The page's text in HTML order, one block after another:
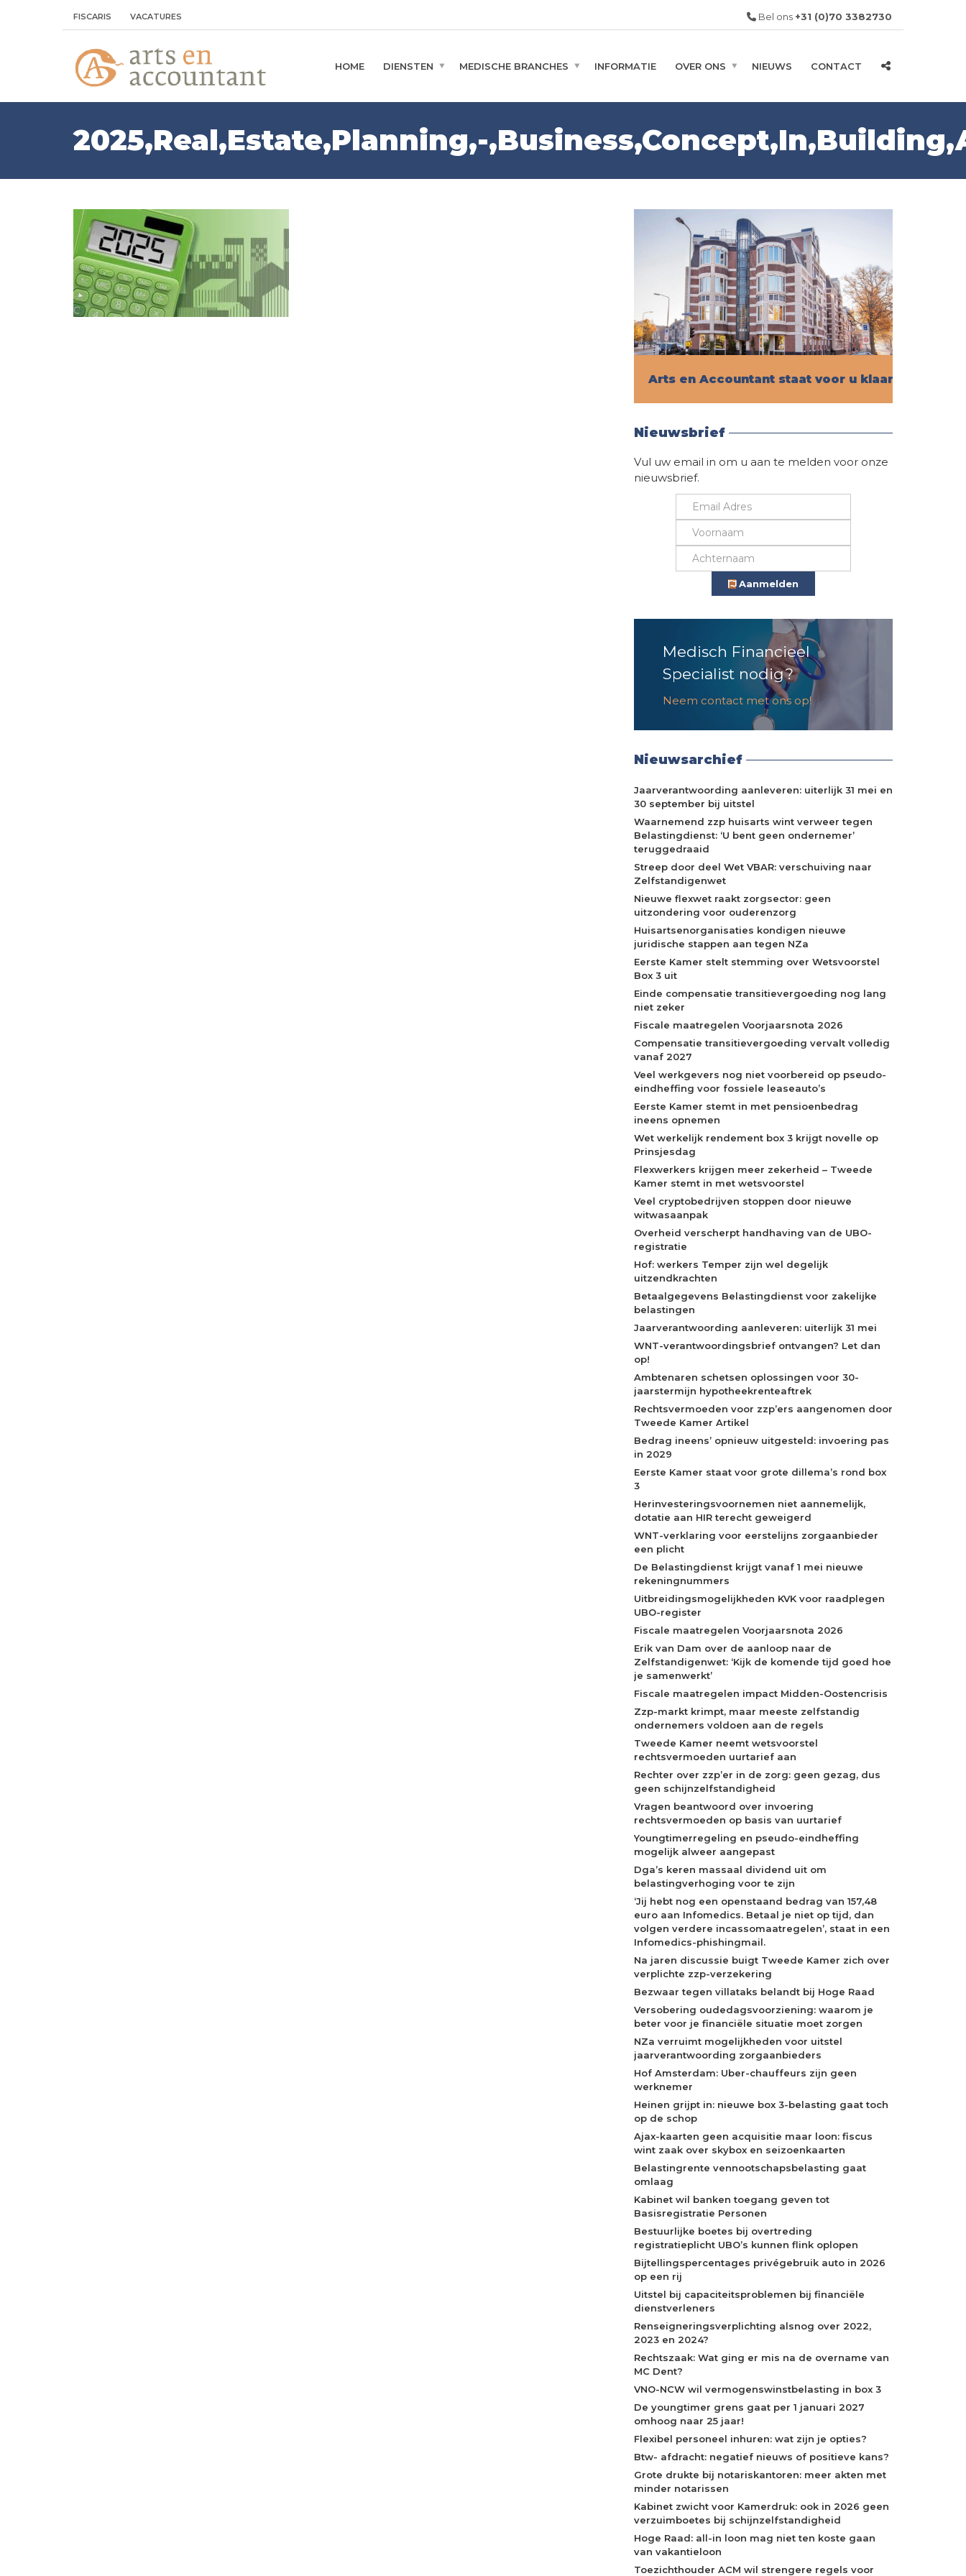
FISCARIS VACATURES Bel ons +31 (0)70 3382730
HOME DIENSTEN MEDISCHE BRANCHES INFORMATIE OVER ONS NIEUWS CONTACT
2025,Real,Estate,Planning,-
Arts en Accountant staat voor u klaar!
Nieuwsbrief
Vul uw email in om u aan te melden voor onze
nieuwsbrief.
Aanmelden
Medisch Financieel
Specialist nodig?
Neem contact met ons op!
Nieuwsarchief
Jaarverantwoording aanleveren: uiterlijk 31 mei en
30 september bij uitstel
Waarnemend zzp huisarts wint verweer tegen
Belastingdienst: ‘U bent geen ondernemer’
teruggedraaid
Streep door deel Wet VBAR: verschuiving naar
Zelfstandigenwet
Nieuwe flexwet raakt zorgsector: geen
uitzondering voor ouderenzorg
Huisartsenorganisaties kondigen nieuwe
juridische stappen aan tegen NZa
Eerste Kamer stelt stemming over Wetsvoorstel
Box 3 uit
Einde compensatie transitievergoeding nog lang
niet zeker
Fiscale maatregelen Voorjaarsnota 2026
Compensatie transitievergoeding vervalt volledig
vanaf 2027
Veel werkgevers nog niet voorbereid op pseudo-
eindheffing voor fossiele leaseauto’s
Eerste Kamer stemt in met pensioenbedrag
ineens opnemen
Wet werkelijk rendement box 3 krijgt novelle op
Prinsjesdag
Flexwerkers krijgen meer zekerheid – Tweede
Kamer stemt in met wetsvoorstel
Veel cryptobedrijven stoppen door nieuwe
witwasaanpak
Overheid verscherpt handhaving van de UBO-
registratie
Hof: werkers Temper zijn wel degelijk
uitzendkrachten
Betaalgegevens Belastingdienst voor zakelijke
belastingen
Jaarverantwoording aanleveren: uiterlijk 31 mei
WNT-verantwoordingsbrief ontvangen? Let dan
op!
Ambtenaren schetsen oplossingen voor 30-
jaarstermijn hypotheekrenteaftrek
Rechtsvermoeden voor zzp’ers aangenomen door
Tweede Kamer Artikel
Bedrag ineens’ opnieuw uitgesteld: invoering pas
in 2029
Eerste Kamer staat voor grote dillema’s rond box
3
Herinvesteringsvoornemen niet aannemelijk,
dotatie aan HIR terecht geweigerd
WNT-verklaring voor eerstelijns zorgaanbieder
een plicht
De Belastingdienst krijgt vanaf 1 mei nieuwe
rekeningnummers
Uitbreidingsmogelijkheden KVK voor raadplegen
UBO-register
Fiscale maatregelen Voorjaarsnota 2026
Erik van Dam over de aanloop naar de
Zelfstandigenwet: ‘Kijk de komende tijd goed hoe
je samenwerkt’
Fiscale maatregelen impact Midden-Oostencrisis
Zzp-markt krimpt, maar meeste zelfstandig
ondernemers voldoen aan de regels
Tweede Kamer neemt wetsvoorstel
rechtsvermoeden uurtarief aan
Rechter over zzp’er in de zorg: geen gezag, dus
geen schijnzelfstandigheid
Vragen beantwoord over invoering
rechtsvermoeden op basis van uurtarief
Youngtimerregeling en pseudo-eindheffing
mogelijk alweer aangepast
Dga’s keren massaal dividend uit om
belastingverhoging voor te zijn
‘Jij hebt nog een openstaand bedrag van 157,48
euro aan Infomedics. Betaal je niet op tijd, dan
volgen verdere incassomaatregelen’, staat in een
Infomedics-phishingmail.
Na jaren discussie buigt Tweede Kamer zich over
verplichte zzp-verzekering
Bezwaar tegen villataks belandt bij Hoge Raad
Versobering oudedagsvoorziening: waarom je
beter voor je financiële situatie moet zorgen
NZa verruimt mogelijkheden voor uitstel
jaarverantwoording zorgaanbieders
Hof Amsterdam: Uber-chauffeurs zijn geen
werknemer
Heinen grijpt in: nieuwe box 3-belasting gaat toch
op de schop
Ajax-kaarten geen acquisitie maar loon: fiscus
wint zaak over skybox en seizoenkaarten
Belastingrente vennootschapsbelasting gaat
omlaag
Kabinet wil banken toegang geven tot
Basisregistratie Personen
Bestuurlijke boetes bij overtreding
registratieplicht UBO’s kunnen flink oplopen
Bijtellingspercentages privégebruik auto in 2026
op een rij
Uitstel bij capaciteitsproblemen bij financiële
dienstverleners
Renseigneringsverplichting alsnog over 2022,
2023 en 2024?
Rechtszaak: Wat ging er mis na de overname van
MC Dent?
VNO-NCW wil vermogenswinstbelasting in box 3
De youngtimer grens gaat per 1 januari 2027
omhoog naar 25 jaar!
Flexibel personeel inhuren: wat zijn je opties?
Btw- afdracht: negatief nieuws of positieve kans?
Grote drukte bij notariskantoren: meer akten met
minder notarissen
Kabinet zwicht voor Kamerdruk: ook in 2026 geen
verzuimboetes bij schijnzelfstandigheid
Hoge Raad: all-in loon mag niet ten koste gaan
van vakantieloon
Toezichthouder ACM wil strengere regels voor